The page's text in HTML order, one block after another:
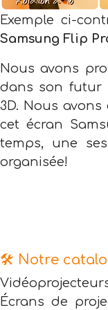
Exemple ci-
Samsung Flip
Nous avons
dans son futur
3D. Nous
cet écran
temps, une
organisée!
🛠️ Notre
Écrans de